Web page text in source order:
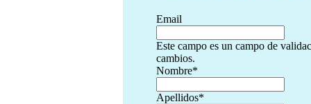
Email
Este campo es un campo de
cambios.
Nombre*
Apellidos*